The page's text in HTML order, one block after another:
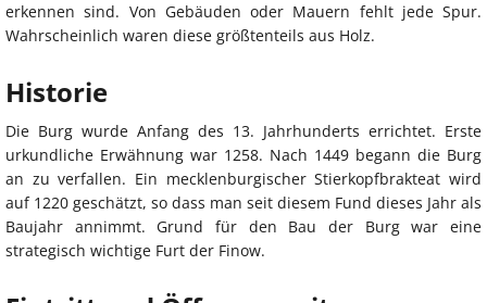
erkennen sind. Von Gebäuden oder Mauern fehlt jede Spur.
Wahrscheinlich waren diese größtenteils aus Holz.
Historie
Die Burg wurde Anfang des 13. Jahrhunderts errichtet. Erste
urkundliche Erwähnung war 1258. Nach 1449 begann die Burg
an zu verfallen. Ein mecklenburgischer Stierkopfbrakteat wird
auf 1220 geschätzt, so dass man seit diesem Fund dieses Jahr als
Baujahr annimmt. Grund für den Bau der Burg war eine
strategisch wichtige Furt der Finow.